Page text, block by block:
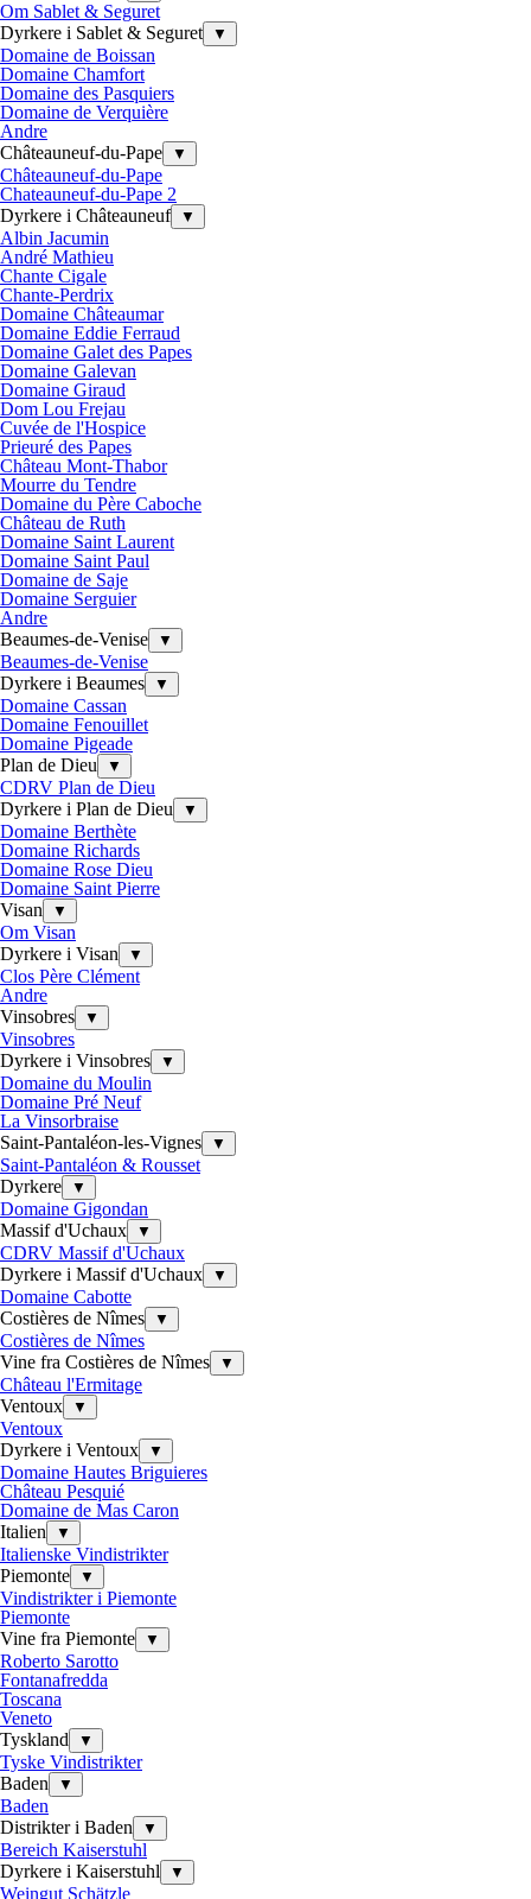
Om Sablet & Seguret
Dyrkere i Sablet & Seguret
▼
Domaine de Boissan
Domaine Chamfort
Domaine des Pasquiers
Domaine de Verquière
Andre
Châteauneuf-du-Pape
▼
Châteauneuf-du-Pape
Chateauneuf-du-Pape 2
Dyrkere i Châteauneuf
▼
Albin Jacumin
André Mathieu
Chante Cigale
Chante-Perdrix
Domaine Châteaumar
Domaine Eddie Ferraud
Domaine Galet des Papes
Domaine Galevan
Domaine Giraud
Dom Lou Frejau
Cuvée de l'Hospice
Prieuré des Papes
Château Mont-Thabor
Mourre du Tendre
Domaine du Père Caboche
Château de Ruth
Domaine Saint Laurent
Domaine Saint Paul
Domaine de Saje
Domaine Serguier
Andre
Beaumes-de-Venise
▼
Beaumes-de-Venise
Dyrkere i Beaumes
▼
Domaine Cassan
Domaine Fenouillet
Domaine Pigeade
Plan de Dieu
▼
CDRV Plan de Dieu
Dyrkere i Plan de Dieu
▼
Domaine Berthète
Domaine Richards
Domaine Rose Dieu
Domaine Saint Pierre
Visan
▼
Om Visan
Dyrkere i Visan
▼
Clos Père Clément
Andre
Vinsobres
▼
Vinsobres
Dyrkere i Vinsobres
▼
Domaine du Moulin
Domaine Pré Neuf
La Vinsorbraise
Saint-Pantaléon-les-Vignes
▼
Saint-Pantaléon & Rousset
Dyrkere
▼
Domaine Gigondan
Massif d'Uchaux
▼
CDRV Massif d'Uchaux
Dyrkere i Massif d'Uchaux
▼
Domaine Cabotte
Costières de Nîmes
▼
Costières de Nîmes
Vine fra Costières de Nîmes
▼
Château l'Ermitage
Ventoux
▼
Ventoux
Dyrkere i Ventoux
▼
Domaine Hautes Briguieres
Château Pesquié
Domaine de Mas Caron
Italien
▼
Italienske Vindistrikter
Piemonte
▼
Vindistrikter i Piemonte
Piemonte
Vine fra Piemonte
▼
Roberto Sarotto
Fontanafredda
Toscana
Veneto
Tyskland
▼
Tyske Vindistrikter
Baden
▼
Baden
Distrikter i Baden
▼
Bereich Kaiserstuhl
Dyrkere i Kaiserstuhl
▼
Weingut Schätzle